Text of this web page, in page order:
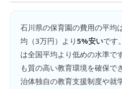
石川県の保育園の費用の平均
均（3万円）より5%安いです。
は全国平均より低めの水準で
も質の高い教育環境を確保で
治体独自の教育支援制度や就